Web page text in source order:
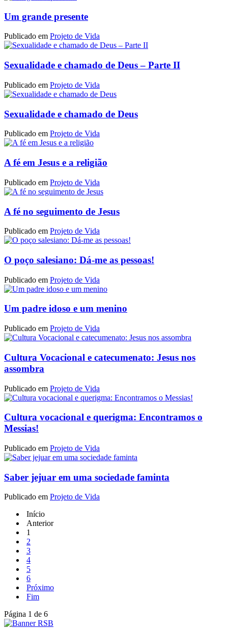
Um grande presente
Publicado em Projeto de Vida
Sexualidade e chamado de Deus – Parte II
Publicado em Projeto de Vida
Sexualidade e chamado de Deus
Publicado em Projeto de Vida
A fé em Jesus e a religião
Publicado em Projeto de Vida
A fé no seguimento de Jesus
Publicado em Projeto de Vida
O poço salesiano: Dá-me as pessoas!
Publicado em Projeto de Vida
Um padre idoso e um menino
Publicado em Projeto de Vida
Cultura Vocacional e catecumenato: Jesus nos
assombra
Publicado em Projeto de Vida
Cultura vocacional e querigma: Encontramos o
Messias!
Publicado em Projeto de Vida
Saber jejuar em uma sociedade faminta
Publicado em Projeto de Vida
Início
Anterior
1
2
3
4
5
6
Próximo
Fim
Página 1 de 6